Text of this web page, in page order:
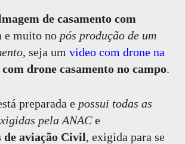
de casamento com
e muito no pós produção de um
, seja um video com drone na
drone casamento no campo.
preparada e possui todas as
pela ANACe
de aviação Civil, exigida para se